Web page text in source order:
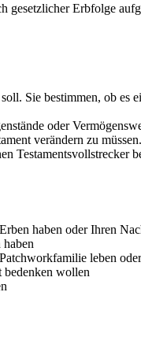
gesetzlicher Erbfolge
Sie bestimmen, ob
oder
verändern zu
Testamentsvollstrecker
haben oder Ihren
leben
wollen